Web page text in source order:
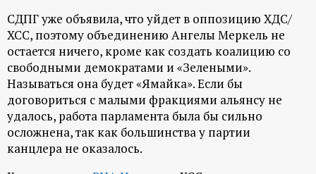
н
ы
й
п
СДПГ уже объявила, что уйдет в оппозицию ХДС/
ХСС, поэтому объединению Ангелы Меркель не
остается ничего, кроме как создать коалицию со
свободными демократами и «Зелеными».
Называться она будет «Ямайка». Если бы
договориться с малыми фракциями альянсу не
удалось, работа парламента была бы сильно
осложнена, так как большинства у партии
канцлера не оказалось.